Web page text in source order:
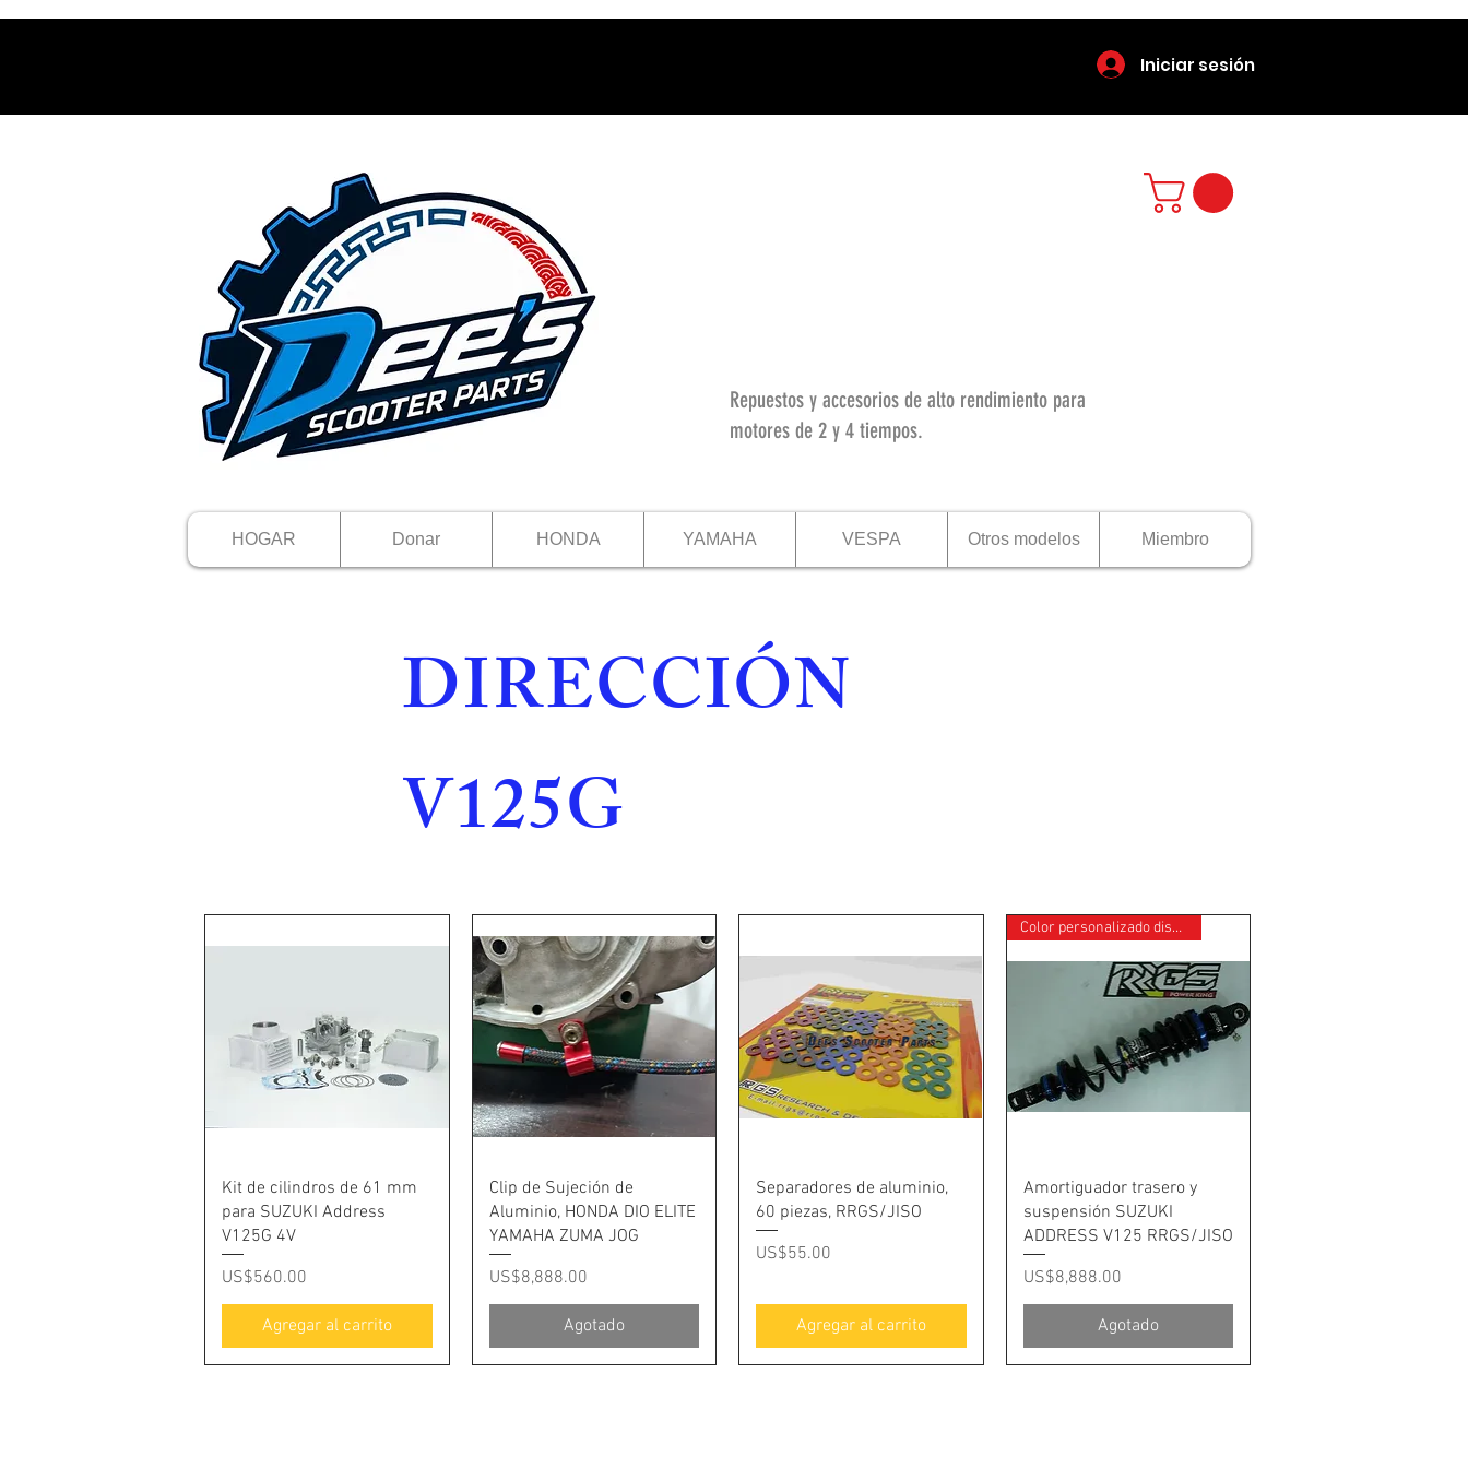
Iniciar sesión
Repuestos y accesorios de alto rendimiento para
motores de 2 y 4 tiempos.
HOGAR Donar HONDA YAMAHA VESPA Otros modelos Miembro
DIRECCIÓN
V125G
Vista rápida
Kit de cilindros de 61 mm
para SUZUKI Address
V125G 4V
Precio
US$560.00
Agregar al carrito
Vista rápida
Clip de Sujeción de
Aluminio, HONDA DIO ELITE
YAMAHA ZUMA JOG
Precio
US$8,888.00
Agotado
Vista rápida
Separadores de aluminio,
60 piezas, RRGS/JISO
Precio
US$55.00
Agregar al carrito
Vista rápida
Color personalizado disponible
Amortiguador trasero y
suspensión SUZUKI
ADDRESS V125 RRGS/JISO
Precio
US$8,888.00
Agotado